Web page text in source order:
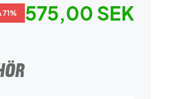
71% 575,00 SEK